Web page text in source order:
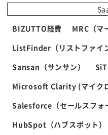
BIZUTTO経費
MRC（マ
ListFinder（リストファイ
Sansan（サンサン）
Microsoft Clarity (マイク
Salesforce（セールスフォ
HubSpot（ハブスポット）